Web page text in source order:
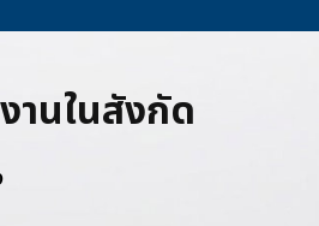
านในสังกัด